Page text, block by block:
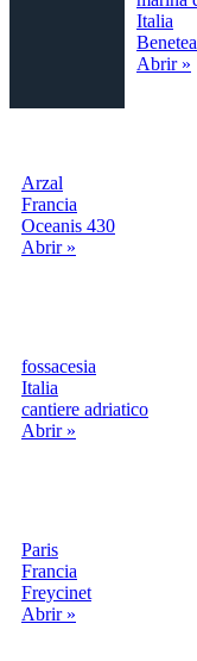
Italia
Abrir »
Arzal
Francia
Oceanis 430
Abrir »
fossacesia
Italia
cantiere adriatico
Abrir »
Paris
Francia
Freycinet
Abrir »